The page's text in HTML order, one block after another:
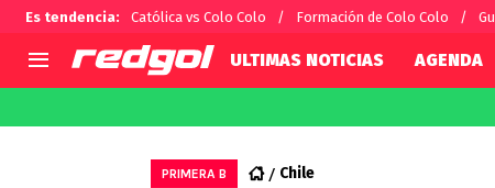
Es tendencia: Católica vs Colo Colo Formación de Colo Colo
Selección Chilena
ULTIMAS NOTICIAS AGENDA
PRIMERA B Chile